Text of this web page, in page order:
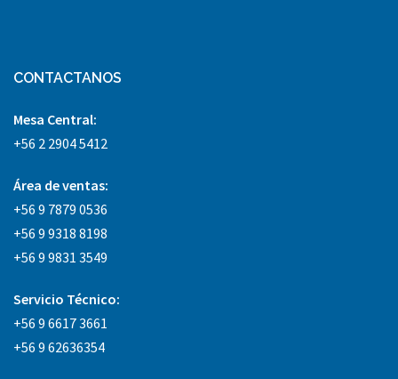
CONTACTANOS
Mesa Central:
+56 2 2904 5412
Área de ventas:
+56 9 7879 0536
+56 9 9318 8198
+56 9 9831 3549
Servicio Técnico:
+56 9 6617 3661
+56 9 62636354